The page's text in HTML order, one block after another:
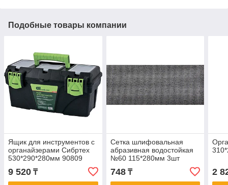
Подобные товары компании
Ящик для инструментов с
органайзерами Сибртех
530*290*280мм 90809
9 520 ₸
Сетка шлифовальная
абразивная водостойкая
№60 115*280мм 3шт
STAYER PROFI 3547-060-
03
748₸ 2